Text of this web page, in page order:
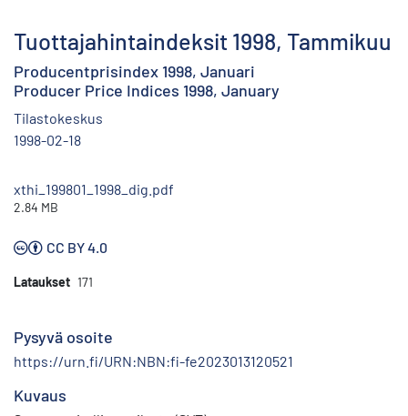
Tuottajahintaindeksit 1998, Tammikuu
Producentprisindex 1998, Januari
Producer Price Indices 1998, January
Tilastokeskus
1998-02-18
xthi_199801_1998_dig.pdf
2.84 MB
CC BY 4.0
Lataukset 171
Pysyvä osoite
https://urn.fi/URN:NBN:fi-fe2023013120521
Kuvaus